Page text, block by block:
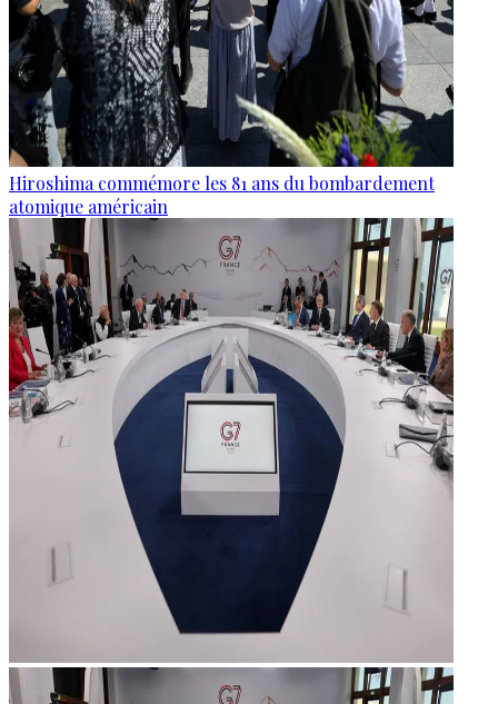
Hiroshima commémore les 81 ans du bombardement
atomique américain